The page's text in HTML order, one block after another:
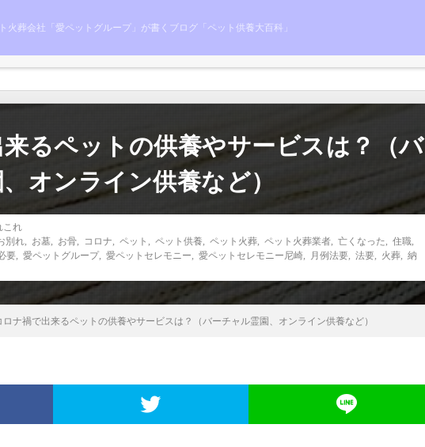
火葬会社「愛ペットグループ」が書くブログ「ペット供養大百科」
るペットの供養やサービスは？（バ
オンライン供養など）
これ
別れ お墓 お骨 コロナ ペット ペット供養 ペット火葬 ペット火葬業者 亡くなった 住職
要 愛ペットグループ, 愛ペットセレモニー 愛ペットセレモニー尼崎 月例法要 法要 火葬
納
ロナ禍で出来るペットの供養やサービスは？（バーチャル霊園、オンライン供養など）